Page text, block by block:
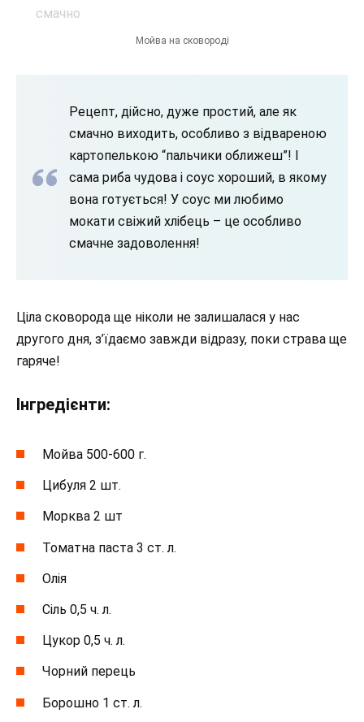
Мойва на сковороді
Рецепт, дійсно, дуже простий, але як
смачно виходить, особливо з відвареною
картопелькою “пальчики оближеш”! І
сама риба чудова і соус хороший, в якому
вона готується! У соус ми любимо
мокати свіжий хлібець – це особливо
смачне задоволення!
Ціла сковорода ще ніколи не залишалася у нас
другого дня, з’їдаємо завжди відразу, поки страва ще
гаряче!
Інгредієнти:
Мойва 500-600 г.
Цибуля 2 шт.
Морква 2 шт
Томатна паста 3 ст. л.
Олія
Сіль 0,5 ч. л.
Цукор 0,5 ч. л.
Чорний перець
Борошно 1 ст. л.